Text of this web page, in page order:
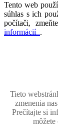
Tento web
súhlas s ich
počítači,
informácií...
Tieto
zmenenia
Prečítajte si